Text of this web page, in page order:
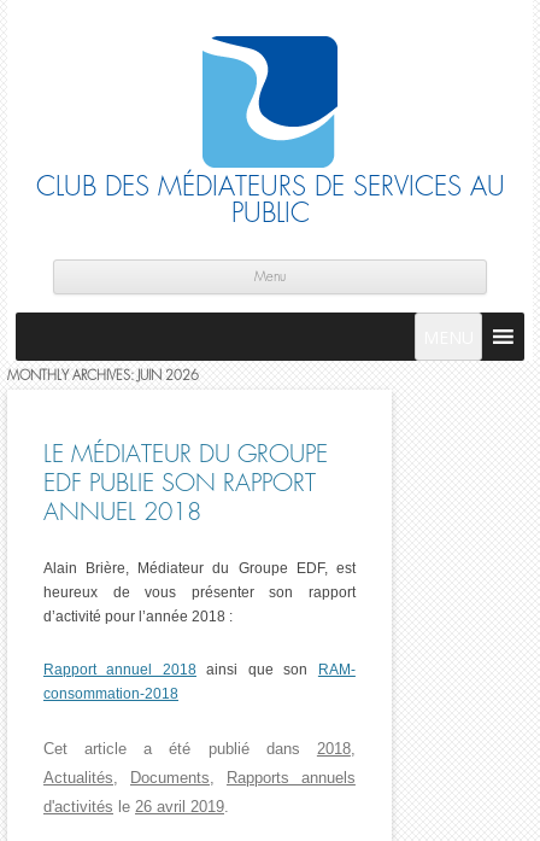
CLUB DES MÉDIATEURS DE SERVICES AU
PUBLIC
Menu
MONTHLY ARCHIVES: JUIN 2026
LE MÉDIATEUR DU GROUPE
EDF PUBLIE SON RAPPORT
ANNUEL 2018
Alain Brière, Médiateur du Groupe EDF, est
heureux de vous présenter son rapport
d’activité pour l’année 2018 :
Rapport annuel 2018ainsi que son
RAM-
consommation-2018
Cet article a été publié dans 2018,
Actualités, Documents,
Rapports annuels
d'activités le 26 avril 2019.